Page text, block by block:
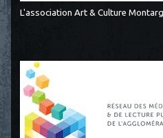
L'association Art & Culture